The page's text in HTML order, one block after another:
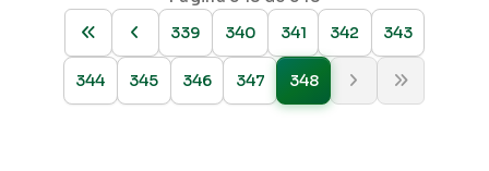
339
340 341 342 343
344 345 346 347 348